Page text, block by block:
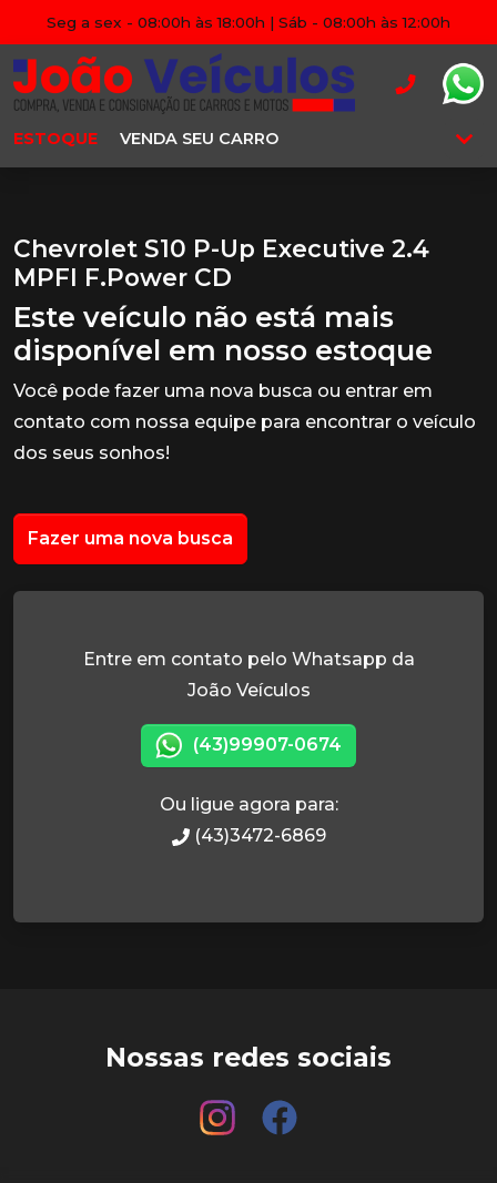
Seg a sex - 08:00h às 18:00h | Sáb - 08:00h às 12:00h
ESTOQUE VENDA SEU CARRO
Chevrolet S10 P-Up Executive 2.4
MPFI F.Power CD
Este veículo não está mais
disponível em nosso estoque
Você pode fazer uma nova busca ou entrar em
contato com nossa equipe para encontrar o veículo
dos seus sonhos!
Fazer uma nova busca
Entre em contato pelo Whatsapp da
João Veículos
(43)99907-0674
Ou ligue agora para:
(43)3472-6869
Nossas redes sociais